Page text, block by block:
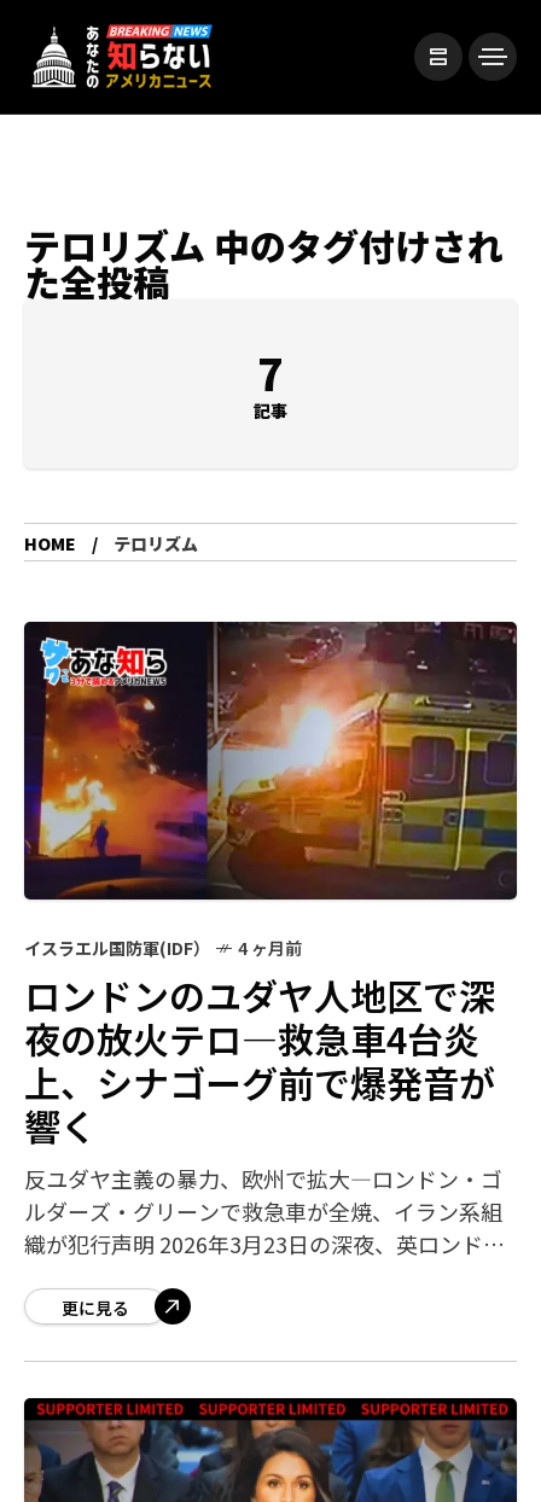
テロリズム 中のタグ付けされ
た全投稿
7
記事
HOME テロリズム
イスラエル国防軍(IDF） 4 ヶ月前
ロンドンのユダヤ人地区で深
夜の放火テロ―救急車4台炎
上、シナゴーグ前で爆発音が
響く
反ユダヤ主義の暴力、欧州で拡大―ロンドン・ゴ
ルダーズ・グリーンで救急車が全焼、イラン系組
織が犯行声明 2026年3月23日の深夜、英ロンドン
ユダヤ系ボランティア救急団体「ハツォ
更に見る